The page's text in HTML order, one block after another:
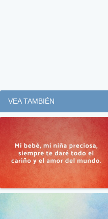
VEA TAMBIÉN